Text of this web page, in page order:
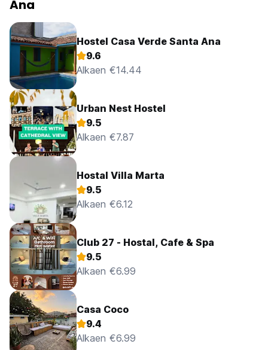
Ana
Hostel Casa Verde Santa Ana
9.6
Alkaen €14.44
Urban Nest Hostel
9.5
Alkaen €7.87
Hostal Villa Marta
9.5
Alkaen €6.12
Club 27 - Hostal, Cafe & Spa
9.5
Alkaen €6.99
Casa Coco
9.4
Alkaen €6.99